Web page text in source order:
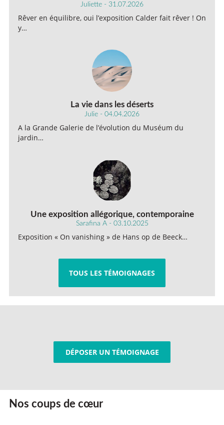
Juliette - 31.07.2026
Rêver en équilibre, oui l’exposition Calder fait rêver ! On
y…
La vie dans les déserts
Julie - 04.04.2026
A la Grande Galerie de l’évolution du Muséum du
jardin…
Une exposition allégorique, contemporaine
Sarafina A - 03.10.2025
Exposition « On vanishing » de Hans op de Beeck…
TOUS LES TÉMOIGNAGES
DÉPOSER UN TÉMOIGNAGE
Nos coups de cœur